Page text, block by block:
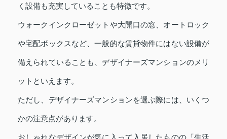
く設備も充実していることも特徴です。
ウォークインクローゼットや大開口の窓、オートロック
や宅配ボックスなど、一般的な賃貸物件にはない設備が
備えられていることも、デザイナーズマンションのメリ
ットといえます。
ただし、デザイナーズマンションを選ぶ際には、いくつ
かの注意点があります。